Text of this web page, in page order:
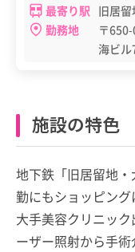
最寄り駅 旧居
勤務地
〒
海ビル
施設の特色
地下鉄「旧居留地
勤にもショッピング
大手美容クリニッ
ーザー照射から手